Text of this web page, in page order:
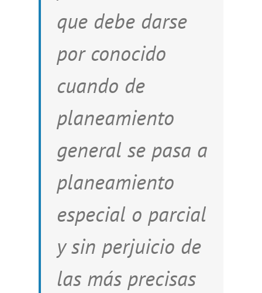
que debe darse
por conocido
cuando de
planeamiento
general se pasa a
planeamiento
especial o parcial
y sin perjuicio de
las más precisas